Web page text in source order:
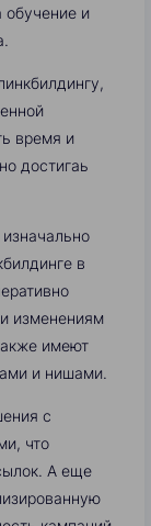
обучение и
время и
достигаь
в
изменениям
имеют
и нишами.
с
что
А еще